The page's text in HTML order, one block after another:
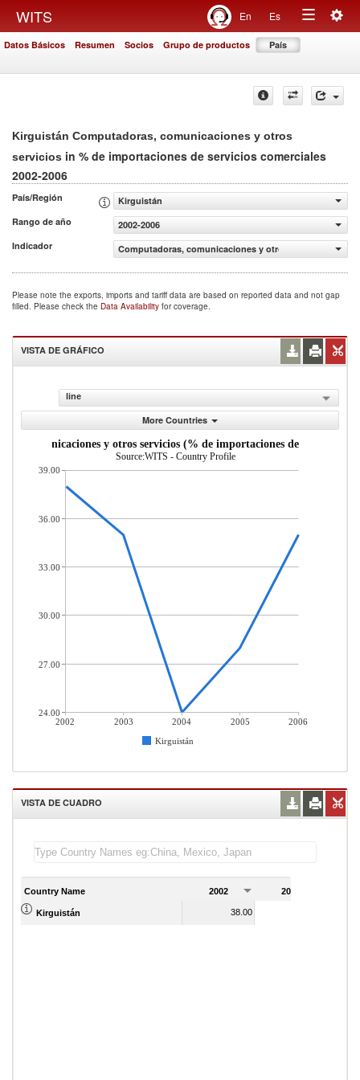
WITS En Es
Toggle
Datos Básicos Resumen Socios Grupo de productos País
Kirguistán Computadoras, comunicaciones y otros
servicios in % de importaciones de servicios comerciales
2002-2006
País/Región
Kirguistán
Rango de año
2002-2006
Indicador
Computadoras, comunicaciones y otros servicios (%
Please note the exports, imports and tariff data are based on reported data and not gap
filled. Please check the Data Availability for coverage.
VISTA DE GRÁFICO
line
More Countries
comunicaciones y otros servicios (% de importaciones de servicios
Source:WITS - Country Profile
2002 2003 2004 2005
2006
Kirguistán
39.00
36.00
33.00
30.00
27.00
24.00
VISTA DE CUADRO
Country Name 2002 2003
Kirguistán 38.00